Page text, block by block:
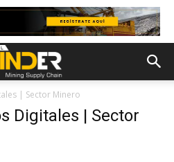
| Sector Minero
Digitales | Sector